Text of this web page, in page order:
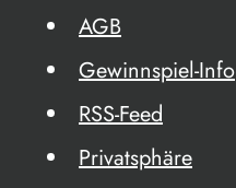
AGB
Gewinnspiel-Info
RSS-Feed
Privatsphäre